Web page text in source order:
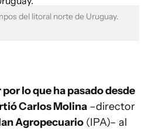
del litoral norte de Uruguay.
lo que ha pasado desde
Carlos Molina –director
Agropecuario (IPA)– al